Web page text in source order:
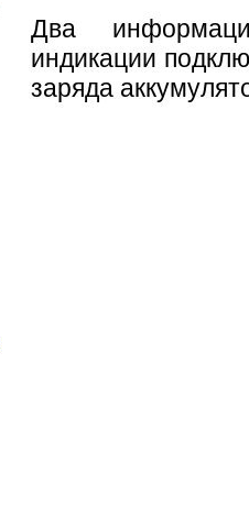
Два
индикации
заряда